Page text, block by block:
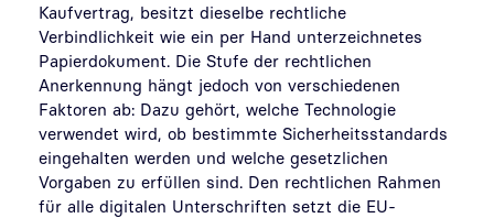
Kaufvertrag, besitzt dieselbe rechtliche
Verbindlichkeit wie ein per Hand unterzeichnetes
Papierdokument. Die Stufe der rechtlichen
Anerkennung hängt jedoch von verschiedenen
Faktoren ab: Dazu gehört, welche Technologie
verwendet wird, ob bestimmte Sicherheitsstandards
eingehalten werden und welche gesetzlichen
Vorgaben zu erfüllen sind. Den rechtlichen Rahmen
für alle digitalen Unterschriften setzt die EU-